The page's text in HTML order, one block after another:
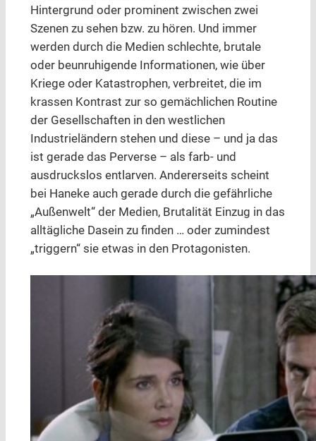
Hintergrund oder prominent zwischen zwei
Szenen zu sehen bzw. zu hören. Und immer
werden durch die Medien schlechte, brutale
oder beunruhigende Informationen, wie über
Kriege oder Katastrophen, verbreitet, die im
krassen Kontrast zur so gemächlichen Routine
der Gesellschaften in den westlichen
Industrieländern stehen und diese – und ja das
ist gerade das Perverse – als farb- und
ausdruckslos entlarven. Andererseits scheint
bei Haneke auch gerade durch die gefährliche
„Außenwelt“ der Medien, Brutalität Einzug in das
alltägliche Dasein zu finden … oder zumindest
„triggern“ sie etwas in den Protagonisten.